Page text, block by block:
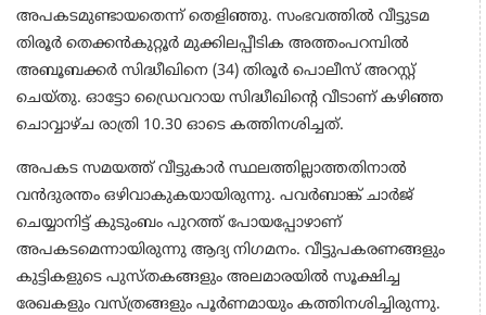
അപകടമുണ്ടായതെന്ന് തെളിഞ്ഞു. സംഭവത്തിൽ വീട്ടുടമ
തിരൂർ തെക്കൻകുറ്റൂർ മുക്കിലപ്പീടിക അത്തംപറമ്പിൽ
അബൂബക്കർ സിദ്ധീഖിനെ (34) തിരൂർ പൊലീസ് അറസ്റ്റ്
ചെയ്തു. ഓട്ടോ ഡ്രൈവറായ സിദ്ധീഖിൻ്റെ വീടാണ് കഴിഞ്ഞ
ചൊവ്വാഴ്ച രാത്രി 10.30 ഓടെ കത്തിനശിച്ചത്.
അപകട സമയത്ത് വീട്ടുകാർ സ്ഥലത്തില്ലാത്തതിനാൽ
വൻദുരന്തം ഒഴിവാകുകയായിരുന്നു. പവര്‍ബാങ്ക് ചാര്‍ജ്
ചെയ്യാനിട്ട് കുടുംബം പുറത്ത് പോയപ്പോഴാണ്
അപകടമെന്നായിരുന്നു ആദ്യ നിഗമനം. വീട്ടുപകരണങ്ങളും
കുട്ടികളുടെ പുസ്തകങ്ങളും അലമാരയിൽ സൂക്ഷിച്ച
രേഖകളും വസ്ത്രങ്ങളും പൂർണമായും കത്തിനശിച്ചിരുന്നു.